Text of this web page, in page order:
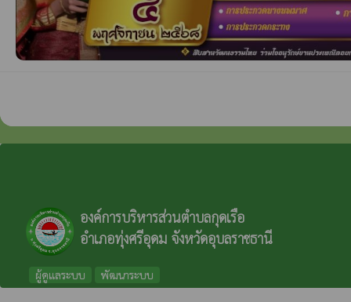
องค์การบริหารส่วนตำบลกุดเรือ
อำเภอทุ่งศรีอุดม จังหวัดอุบลราชธานี
ผู้ดูแลระบบ พัฒนาระบบ